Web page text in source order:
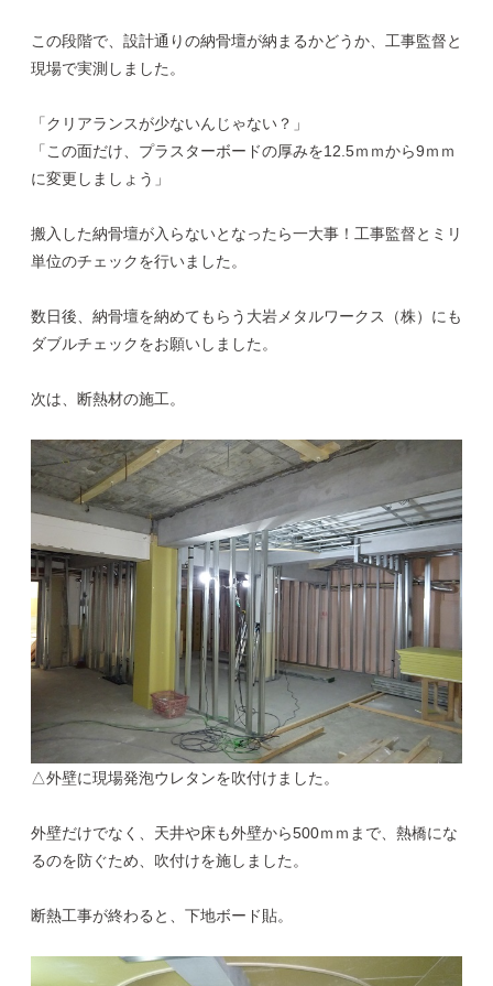
この段階で、設計通りの納骨壇が納まるかどうか、工事監督と
現場で実測しました。
「クリアランスが少ないんじゃない？」
「この面だけ、プラスターボードの厚みを12.5ｍｍから9ｍｍ
に変更しましょう」
搬入した納骨壇が入らないとなったら一大事！工事監督とミリ
単位のチェックを行いました。
数日後、納骨壇を納めてもらう大岩メタルワークス（株）にも
ダブルチェックをお願いしました。
次は、断熱材の施工。
△外壁に現場発泡ウレタンを吹付けました。
外壁だけでなく、天井や床も外壁から500ｍｍまで、熱橋にな
るのを防ぐため、吹付けを施しました。
断熱工事が終わると、下地ボード貼。